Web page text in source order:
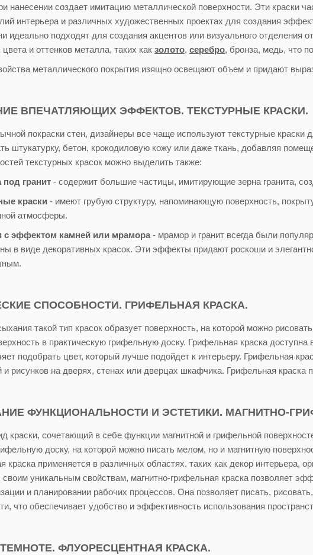
нанесении создает имитацию металлической поверхности. Эти краски
интерьера и различных художественных проектах для создания
идеально подходят для создания акцентов или визуального отделения
и оттенков металла, таких как золото, серебро, бронза, медь, что
металлического покрытия изящно освещают объем и придают
ВПЕЧАТЛЯЮЩИХ ЭФФЕКТОВ. ТЕКСТУРНЫЕ КРАСКИ.
покраски стен, дизайнеры все чаще используют текстурные
штукатурку, бетон, крокодиловую кожу или даже ткань, добавляя
текстурных красок можно выделить также:
под гранит - содержит большие частицы, имитирующие зерна гранита,
краски - имеют грубую структуру, напоминающую поверхность,
атмосферы.
с эффектом камней или мрамора- мрамор и гранит всегда были
в виде декоративных красок. Эти эффекты придают роскоши и
СПОСОБНОСТИ. ГРИФЕЛЬНАЯ КРАСКА.
такой тип красок образует поверхность, на которой можно
в практическую грифельную доску. Грифельная краска
подобрать цвет, который лучше подойдет к интерьеру. Грифельная
и рисунков на дверях, стенах или дверцах шкафчика. Грифельная краска
ФУНКЦИОНАЛЬНОСТИ И ЭСТЕТИКИ. МАГНИТНО-
краски, сочетающий в себе функции магнитной и грифельной
доску, на которой можно писать мелом, но и магнитную
краска применяется в различных областях, таких как декор интерьера,
своим уникальным свойствам, магнитно-грифельная краска позволяет
и планировании рабочих процессов. Она позволяет писать,
что обеспечивает удобство и эффективность использования
ФЛУОРЕСЦЕНТНАЯ КРАСКА.